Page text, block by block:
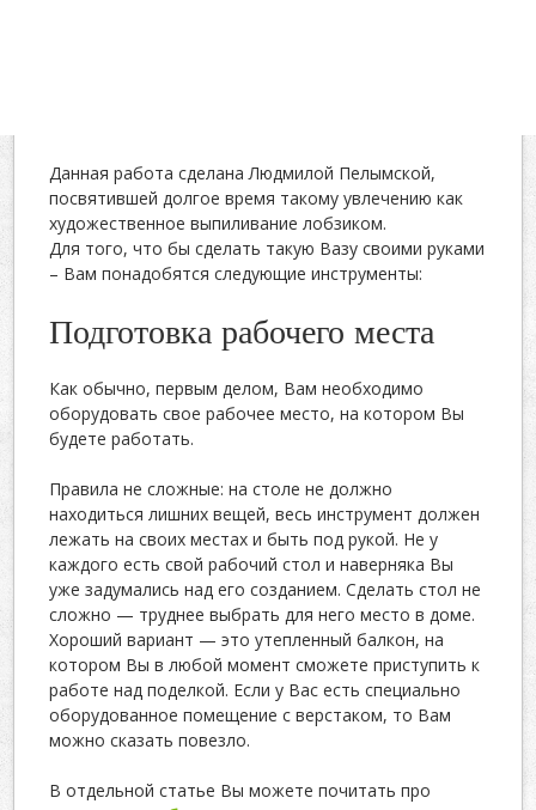
Данная работа сделана Людмилой Пелымской,
посвятившей долгое время такому увлечению как
художественное выпиливание лобзиком.
Для того, что бы сделать такую Вазу своими руками
– Вам понадобятся следующие инструменты:
Подготовка рабочего места
Как обычно, первым делом, Вам необходимо
оборудовать свое рабочее место, на котором Вы
будете работать.
Правила не сложные: на столе не должно
находиться лишних вещей, весь инструмент должен
лежать на своих местах и быть под рукой. Не у
каждого есть свой рабочий стол и наверняка Вы
уже задумались над его созданием. Сделать стол не
сложно — труднее выбрать для него место в доме.
Хороший вариант — это утепленный балкон, на
котором Вы в любой момент сможете приступить к
работе над поделкой. Если у Вас есть специально
оборудованное помещение с верстаком, то Вам
можно сказать повезло.
В отдельной статье Вы можете почитать про